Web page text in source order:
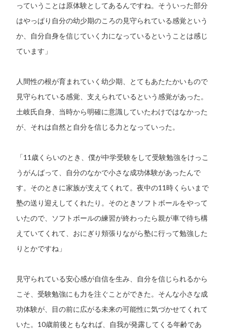
っていうことは原体験としてあるんですね。そういった部分
はやっぱり自分の幼少期のころの見守られている感覚という
か、自分自身を信じていく力になっているということは感じ
ています」
人間性の根が育まれていく幼少期、とてもあたたかいもので
見守られている感覚、支えられているという感覚があった。
土岐氏自身、当時から明確に意識していたわけではなかった
が、それは自然と自分を信じる力となっていった。
「11歳くらいのとき、僕が中学受験をして受験勉強をけっこ
うがんばって、自分のなかで小さな成功体験があったんで
す。そのときに家族が支えてくれて。夜中の11時くらいまで
塾の送り迎えしてくれたり。そのときソフトボールをやって
いたので、ソフトボールの練習が終わったら親が車で待ち構
えていてくれて、おにぎり頬張りながら塾に行って勉強した
りとかですね」
見守られている安心感が自信を生み、自分を信じられるから
こそ、受験勉強にも力を注ぐことができた。そんな小さな成
功体験が、目の前に広がる未来の可能性に気づかせてくれて
いた。10歳前後ともなれば、自我が発露してくる年齢であ